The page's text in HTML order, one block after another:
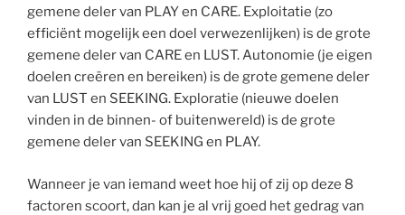
gemene deler van PLAY en CARE. Exploitatie (zo
efficiënt mogelijk een doel verwezenlijken) is de grote
gemene deler van CARE en LUST. Autonomie (je eigen
doelen creëren en bereiken) is de grote gemene deler
van LUST en SEEKING. Exploratie (nieuwe doelen
vinden in de binnen- of buitenwereld) is de grote
gemene deler van SEEKING en PLAY.
Wanneer je van iemand weet hoe hij of zij op deze 8
factoren scoort, dan kan je al vrij goed het gedrag van